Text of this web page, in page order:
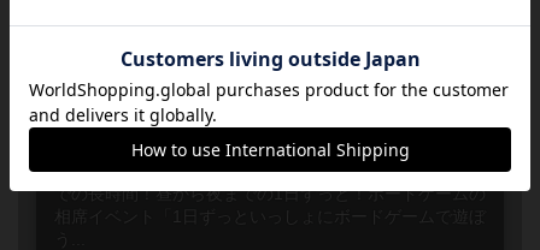
8/8(土)13時「1日ずっといっしょに
ボードゲーム遊ぼう会」【相席】
東京都 秋葉原 誰でも参加 連れ添い登録
8月8日(土)は夏休み特別イベントとして13時から22時ま
での長時間！昼から夜までの1日ずっと！ボードゲームの
相席イベント「1日ずっといっしょにボードゲームで遊ぼ